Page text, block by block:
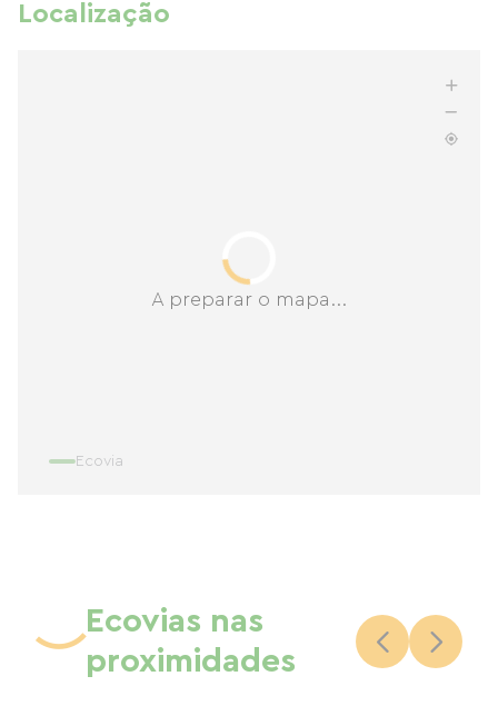
Localização
A preparar o mapa...
Ecovia
Ecovias nas
proximidades